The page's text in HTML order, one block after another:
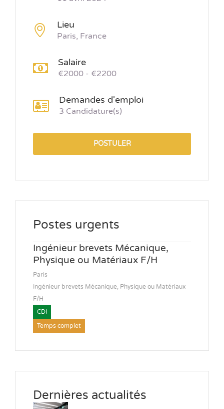
Lieu
Paris, France
Salaire
€2000 - €2200
Demandes d'emploi
3 Candidature(s)
POSTULER
Postes urgents
Ingénieur brevets Mécanique,
Physique ou Matériaux F/H
Paris
Ingénieur brevets Mécanique, Physique ou Matériaux
F/H
CDI
Temps complet
Dernières actualités